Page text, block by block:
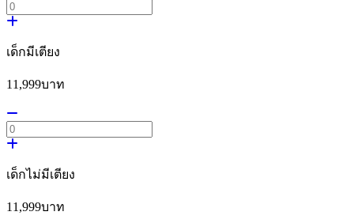
เด็กมีเตียง
11,999บาท
เด็กไม่มีเตียง
11,999บาท